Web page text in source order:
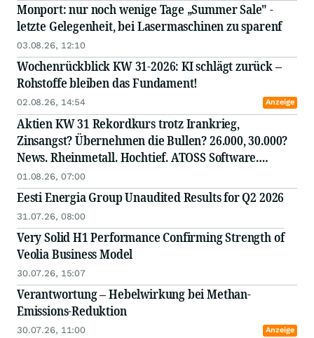
Monport: nur noch wenige Tage „Summer Sale" -
letzte Gelegenheit, bei Lasermaschinen zu sparenf
03.08.26, 12:10
Wochenrückblick KW 31-2026: KI schlägt zurück –
Rohstoffe bleiben das Fundament!
02.08.26, 14:54 Anzeige
Aktien KW 31 Rekordkurs trotz Irankrieg,
Zinsangst? Übernehmen die Bullen? 26.000, 30.000?
News. Rheinmetall. Hochtief. ATOSS Software.
Mutares. STEYR. Gerresheimer. Villeroy&Boch. IVU.
Bechtle. Drägerwerk. Teamviewer. Mercedes. AMG.
Krones. Nemetschek. R
01.08.26, 07:00
Eesti Energia Group Unaudited Results for Q2 2026
31.07.26, 08:00
Very Solid H1 Performance Confirming Strength of
Veolia Business Model
30.07.26, 15:07
Verantwortung – Hebelwirkung bei Methan-
Emissions-Reduktion
30.07.26, 11:00 Anzeige